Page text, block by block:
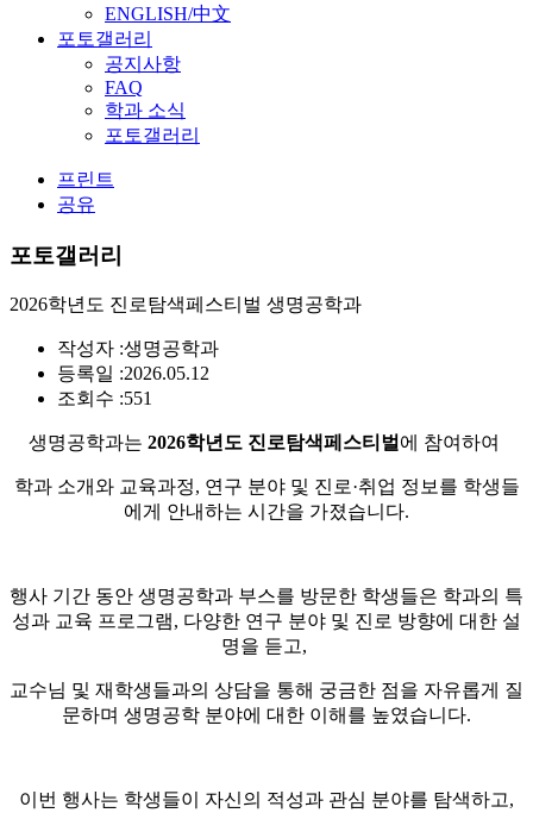
ENGLISH/中文
포토갤러리
공지사항
FAQ
학과 소식
포토갤러리
프린트
공유
포토갤러리
2026학년도 진로탐색페스티벌 생명공학과
작성자 :생명공학과
등록일 :2026.05.12
조회수 :551
생명공학과는 2026학년도 진로탐색페스티벌 에 참여하여
학과 소개와 교육과정, 연구 분야 및 진로·취업 정보를 학생들
에게 안내하는 시간을 가졌습니다.
행사 기간 동안 생명공학과 부스를 방문한 학생들은 학과의 특
성과 교육 프로그램, 다양한 연구 분야 및 진로 방향에 대한 설
명을 듣고,
교수님 및 재학생들과의 상담을 통해 궁금한 점을 자유롭게 질
문하며 생명공학 분야에 대한 이해를 높였습니다.
이번 행사는 학생들이 자신의 적성과 관심 분야를 탐색하고,